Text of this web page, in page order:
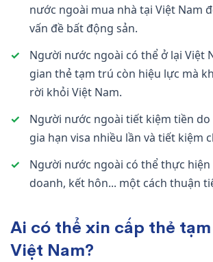
nước ngoài mua nhà tại Việt Nam
vấn đề bất động sản.
✓
Người nước ngoài có thể ở lại Việt
gian thẻ tạm trú còn hiệu lực mà
rời khỏi Việt Nam.
✓
Người nước ngoài tiết kiệm tiền
gia hạn visa nhiều lần và tiết kiệm
✓
Người nước ngoài có thể thực
doanh, kết hôn... một cách thuận
Ai có thể xin cấp thẻ
Việt Nam?